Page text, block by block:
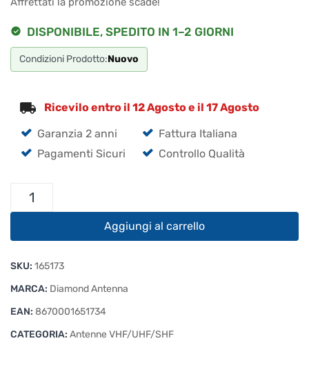
€82.50.
€78.38.
DISPONIBILE, SPEDITO IN 1–2 GIORNI
Condizioni Prodotto:Nuovo
Ricevilo entro il 12 Agosto e il 17 Agosto
Garanzia 2 anni
Fattura Italiana
Pagamenti Sicuri
Controllo Qualità
Diamond
VHF
Verticale
quantità
Aggiungi al carrello
SKU: 165173
MARCA: Diamond Antenna
EAN: 8670001651734
CATEGORIA: Antenne VHF/UHF/SHF